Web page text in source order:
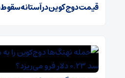
قیمت دوج کوین در آستانه سقوط به زیر